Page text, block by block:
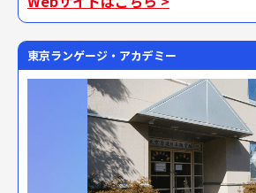
東京ランゲージ・アカデミー